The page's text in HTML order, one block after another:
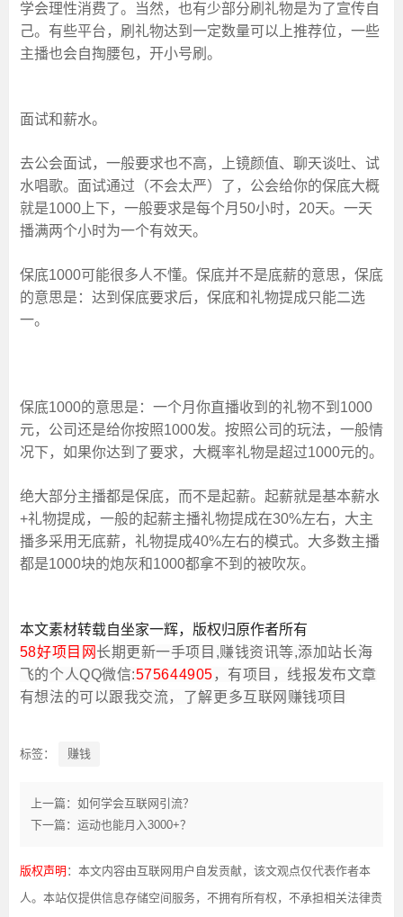
学会理性消费了。当然，也有少部分刷礼物是为了宣传自
己。有些平台，刷礼物达到一定数量可以上推荐位，一些
主播也会自掏腰包，开小号刷。
面试和薪水。
去公会面试，一般要求也不高，上镜颜值、聊天谈吐、试
水唱歌。面试通过（不会太严）了，公会给你的保底大概
就是1000上下，一般要求是每个月50小时，20天。一天
播满两个小时为一个有效天。
保底1000可能很多人不懂。保底并不是底薪的意思，保底
的意思是：达到保底要求后，保底和礼物提成只能二选
一。
保底1000的意思是：一个月你直播收到的礼物不到1000
元，公司还是给你按照1000发。按照公司的玩法，一般情
况下，如果你达到了要求，大概率礼物是超过1000元的。
绝大部分主播都是保底，而不是起薪。起薪就是基本薪水
+礼物提成，一般的起薪主播礼物提成在30%左右，大主
播多采用无底薪，礼物提成40%左右的模式。大多数主播
都是1000块的炮灰和1000都拿不到的被吹灰。
本文素材转载自坐家一辉， 版权归原作者所有
58好项目网 长期更新一手项目,赚钱资讯等,添加站长海
飞的个人QQ微信:575644905 ，有项目，线报发布文章
有想法的可以跟我交流，了解更多互联网赚钱项目
标签： 赚钱
上一篇：如何学会互联网引流？
下一篇：运动也能月入3000+？
版权声明 ：本文内容由互联网用户自发贡献，该文观点仅代表作者本
人。本站仅提供信息存储空间服务，不拥有所有权，不承担相关法律责